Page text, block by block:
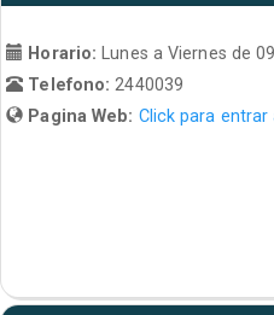
Horario: Lunes a Viernes de
Telefono:2440039
Pagina Web: Click para entrar